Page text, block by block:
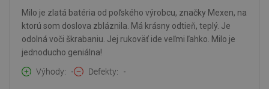
Milo je zlatá batéria od poľského výrobcu, značky Mexen, na
ktorú som doslova zbláznila. Má krásny odtieň, teplý. Je
odolná voči škrabaniu. Jej rukoväť ide veľmi ľahko. Milo je
jednoducho geniálna!
Výhody
- Defekty -